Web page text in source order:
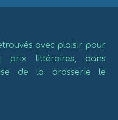
avec plaisir pour
prix littéraires, dans
de la brasserie le